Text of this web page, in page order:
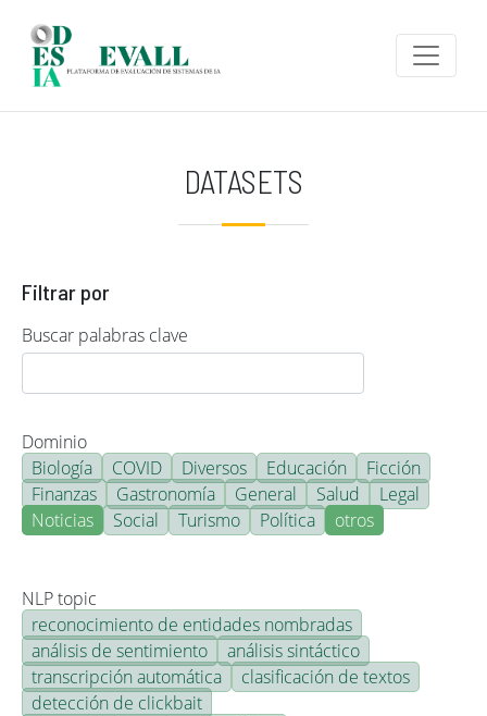
DATASETS
Filtrar por
Buscar palabras clave
Dominio
Biología
COVID Diversos Educación
Ficción
Finanzas
Gastronomía General Salud
Legal
Noticias
Social Turismo Política otros
NLP topic
reconocimiento de entidades nombradas
análisis de sentimiento
análisis sintáctico
transcripción automática
clasificación de textos
detección de clickbait